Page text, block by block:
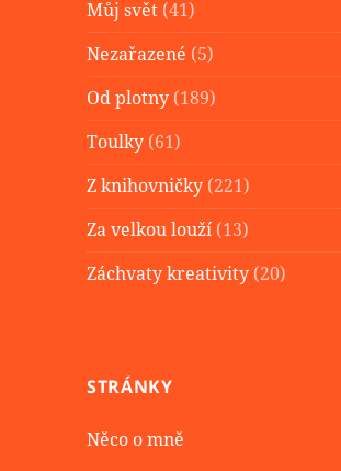
Můj svět (41)
Nezařazené (5)
Od plotny (189)
Toulky (61)
Z knihovničky (221)
Za velkou louží (13)
Záchvaty kreativity (20)
STRÁNKY
Něco o mně